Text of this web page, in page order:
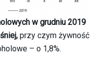
w grudniu 2019
przy czym żywność
– o 1,8%.